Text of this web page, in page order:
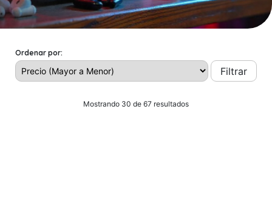
Ordenar por:
Filtrar
Mostrando 30 de 67 resultados